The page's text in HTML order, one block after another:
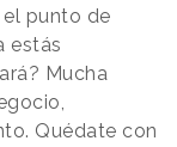
el punto de
estás
Mucha
Quédate con